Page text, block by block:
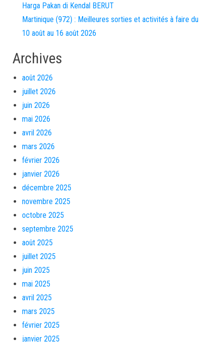
Harga Pakan di Kendal BERUT
Martinique (972) : Meilleures sorties et activités à faire du
10 août au 16 août 2026
Archives
août 2026
juillet 2026
juin 2026
mai 2026
avril 2026
mars 2026
février 2026
janvier 2026
décembre 2025
novembre 2025
octobre 2025
septembre 2025
août 2025
juillet 2025
juin 2025
mai 2025
avril 2025
mars 2025
février 2025
janvier 2025